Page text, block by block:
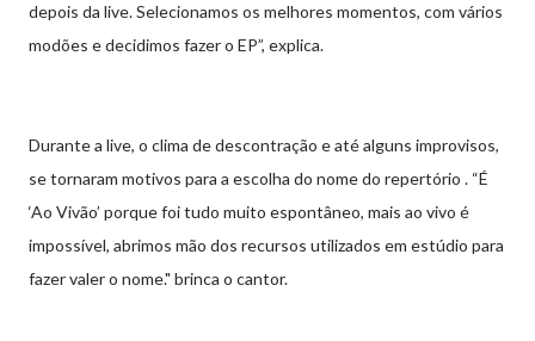
depois da live. Selecionamos os melhores momentos, com vários
modões e decidimos fazer o EP”, explica.
Durante a live, o clima de descontração e até alguns improvisos,
se tornaram motivos para a escolha do nome do repertório . “É
‘Ao Vivão’ porque foi tudo muito espontâneo, mais ao vivo é
impossível, abrimos mão dos recursos utilizados em estúdio para
fazer valer o nome." brinca o cantor.